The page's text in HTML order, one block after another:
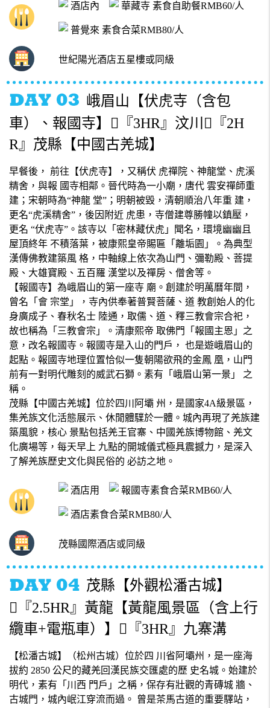
酒店內 華藏寺 素食自助餐RMB60/人
普覺來 素食合菜RMB80/人
世紀陽光酒店五星樓或同級
峨眉山【伏虎寺（含包
車）、報國寺】『3HR』汶川『2H
R』茂縣【中國古羌城】
早餐後， 前往【伏虎寺】，又稱伏 虎禪院、神龍堂、虎溪
精舍，與報 國寺相鄰。晉代時為一小廟，唐代 雲安禪師重
建；宋朝時為“神龍 堂”；明朝被毀，清朝順治八年重 建，
更名“虎溪精舍”，後因附近 虎患，寺僧建尊勝幢以鎮壓，
更名 “伏虎寺”。該寺以「密林藏伏虎」聞名，環境幽幽且
屋頂終年 不積落葉，被康熙皇帝賜匾「離垢園」。為典型
漢傳佛教建築風 格，中軸線上依次為山門、彌勒殿、菩提
殿、大雄寶殿、五百羅 漢堂以及禪房、僧舍等。
【報國寺】為峨眉山的第一座寺 廟。創建於明萬曆年間，
曾名「會 宗堂」，寺內供奉著普賢菩薩、道 教創始人的化
身廣成子、春秋名士 陸通，取儒、道、釋三教會宗合祀，
故也稱為「三教會宗」。清康熙帝 取佛門「報國主恩」之
意，改名報國寺。報國寺是入山的門戶， 也是遊峨眉山的
起點。報國寺地理位置恰似一隻朝陽欲飛的金鳳 凰，山門
前有一對明代雕刻的威武石獅。素有「峨眉山第一景」 之
稱。
茂縣【中國古羌城】位於四川阿壩 州，是國家4A級景區，
集羌族文化活態展示、休閒體驜於一體。城內再現了羌族建
築風貌，核心 景點包括羌王官寨、中國羌族博物館、羌文
化廣場等，每天早上 九點的開城儀式極具震撼力，是深入
了解羌族歷史文化與民俗的 必訪之地。
酒店用 報國寺素食合菜RMB60/人
酒店素食合菜RMB80/人
茂縣國際酒店或同級
茂縣【外觀松潘古城】
『2.5HR』黃龍【黃龍風景區（含上行
纜車+電瓶車）】『3HR』九寨溝
【松潘古城】（松州古城）位於四 川省阿壩州，是一座海
拔約 2850 公尺的藏羌回漢民族交匯處的歷 史名城。始建於
明代，素有「川西 門戶」之稱，保存有壯觀的青磚城 牆、
古城門，城內岷江穿流而過。 曾是茶馬古道的重要驛站，